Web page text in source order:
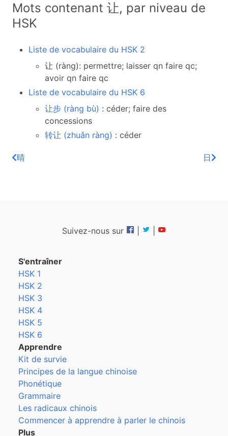
Mots contenant 让, par niveau de
HSK
Liste de vocabulaire du HSK 2
让 (ràng): permettre; laisser qn faire qc;
avoir qn faire qc
Liste de vocabulaire du HSK 6
让步 (ràng bù) : céder; faire des
concessions
转让 (zhuǎn ràng) : céder
晴 日
Suivez-nous sur
S'entraîner
HSK 1
HSK 2
HSK 3
HSK 4
HSK 5
HSK 6
Apprendre
Kit de survie
Principes de la langue chinoise
Phonétique
Grammaire
Les radicaux chinois
Commencer à apprendre à parler le chinois
Plus